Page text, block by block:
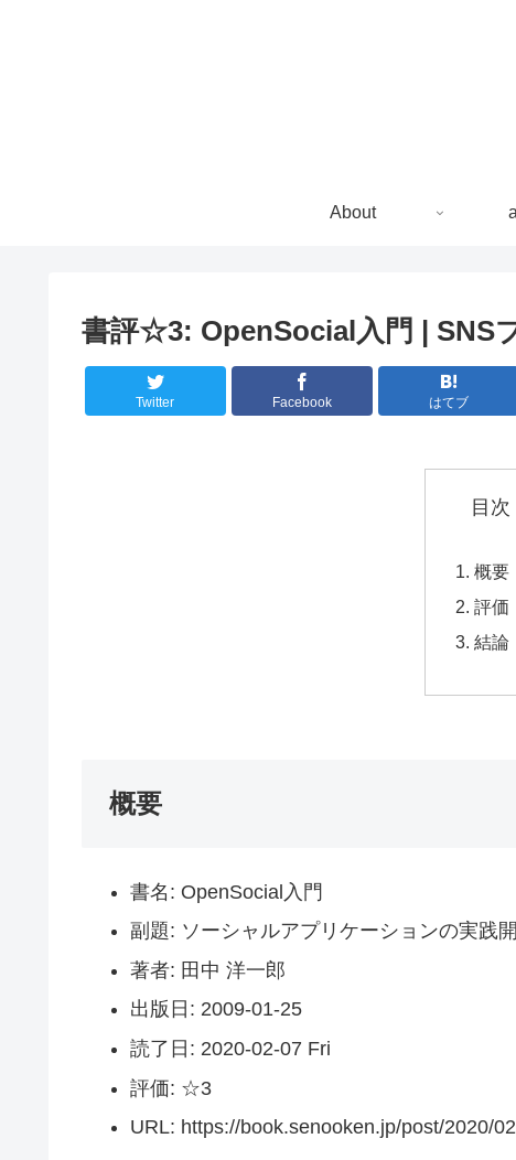
About
書評☆3: OpenSocial入門 | SNS
Twitter Facebook はてブ
目次
概要
評価
結論
概要
書名: OpenSocial入門
副題: ソーシャルアプリケーションの実践
著者: 田中 洋一郎
出版日: 2009-01-25
読了日: 2020-02-07 Fri
評価: ☆3
URL: https://book.senooken.jp/post/2020/